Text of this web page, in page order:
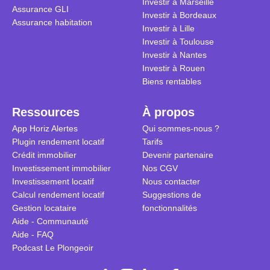
Assurance GLI
Assurance habitation
Investir à Bordeaux
Investir à Lille
Investir à Toulouse
Investir à Nantes
Investir à Rouen
Biens rentables
Ressources
App Horiz Alertes
Plugin rendement locatif
Crédit immobilier
Investissement immobilier
Investissement locatif
Calcul rendement locatif
Gestion locataire
Aide - Communauté
Aide - FAQ
Podcast Le Plongeoir
À propos
Qui sommes-nous ?
Tarifs
Devenir partenaire
Nos CGV
Nous contacter
Suggestions de
fonctionnalités